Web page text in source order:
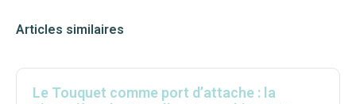
Articles similaires
Le Touquet comme port d’attache : la